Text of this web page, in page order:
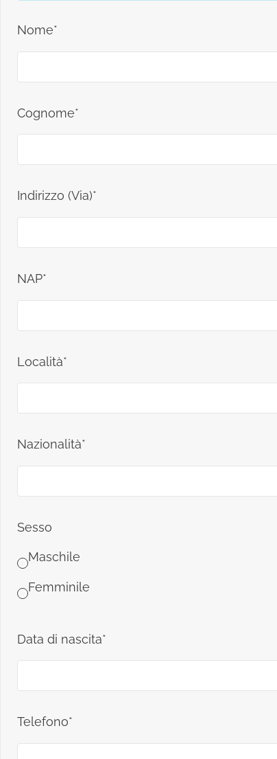
Nome*
Cognome*
Indirizzo (Via)*
NAP*
Località*
Nazionalità*
Sesso
Maschile
Femminile
Data di nascita*
Telefono*